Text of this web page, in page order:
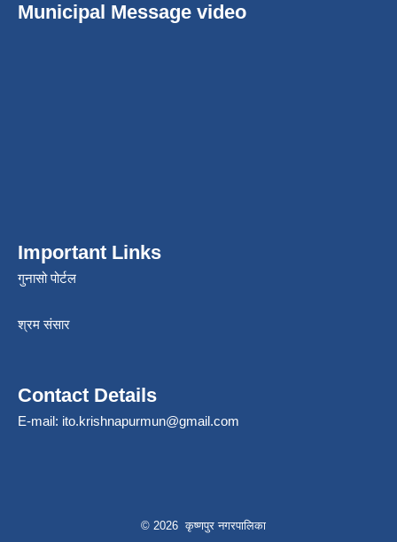
Municipal Message video
Important Links
गुनासो पोर्टल
श्रम संसार
Contact Details
E-mail: ito.krishnapurmun@gmail.com
© 2026 कृष्णपुर नगरपालिका